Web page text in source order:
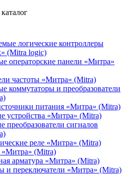
логические контроллеры
(Mitra logic)
операторские панели «Митра»
частоты «Митра» (Mitra)
коммутаторы и преобразователи
питания «Митра» (Mitra)
устройства «Митра» (Mitra)
преобразователи сигналов
реле «Митра» (Mitra)
«Митра» (Mitra)
арматура «Митра» (Mitra)
и переключатели «Митра» (Mitra)